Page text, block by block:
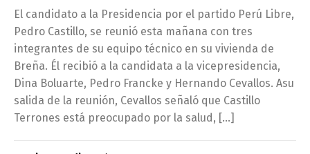
El candidato a la Presidencia por el partido Perú Libre,
Pedro Castillo, se reunió esta mañana con tres
integrantes de su equipo técnico en su vivienda de
Breña. Él recibió a la candidata a la vicepresidencia,
Dina Boluarte, Pedro Francke y Hernando Cevallos. Asu
salida de la reunión, Cevallos señaló que Castillo
Terrones está preocupado por la salud, […]